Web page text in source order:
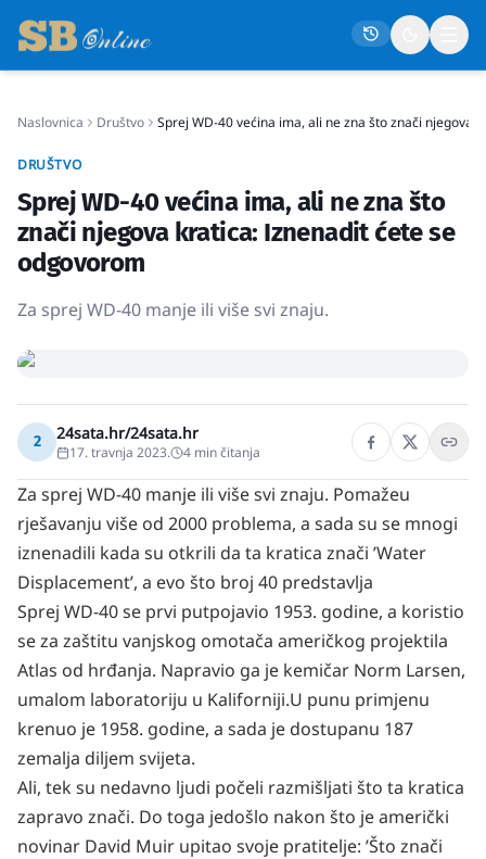
Politika
Gospodarstvo
Osmrtnice
Naslovnica Društvo Sprej WD-40 većina ima, ali ne zna što znači njegova
DRUŠTVO
Sprej WD-40 većina ima, ali ne zna što
znači njegova kratica: Iznenadit ćete se
odgovorom
Za sprej WD-40 manje ili više svi znaju.
2 24sata.hr/24sata.hr
17. travnja 2023. 4 min čitanja
Za sprej WD-40 manje ili više svi znaju. Pomažeu
rješavanju više od 2000 problema, a sada su se mnogi
iznenadili kada su otkrili da ta kratica znači ʼWater
Displacementʼ, a evo što broj 40 predstavlja
Sprej WD-40se prvi putpojavio 1953. godine, a koristio
se za zaštitu vanjskog omotača američkog projektila
Atlas od hrđanja. Napravio ga je kemičar Norm Larsen,
umalom laboratoriju u Kaliforniji.U punu primjenu
krenuo je 1958. godine, a sada je dostupanu 187
zemalja diljem svijeta.
Ali, tek su nedavno ljudi počeli razmišljati što ta kratica
zapravo znači. Do toga jedošlo nakon što je američki
novinar David Muir upitao svoje pratitelje: ʼŠto znači